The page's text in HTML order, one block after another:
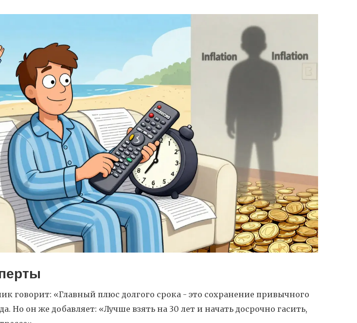
говорит: «Главный плюс долгого срока - это сохранение привычного
Но он же добавляет: «Лучше взять на 30 лет и начать досрочно гасить,